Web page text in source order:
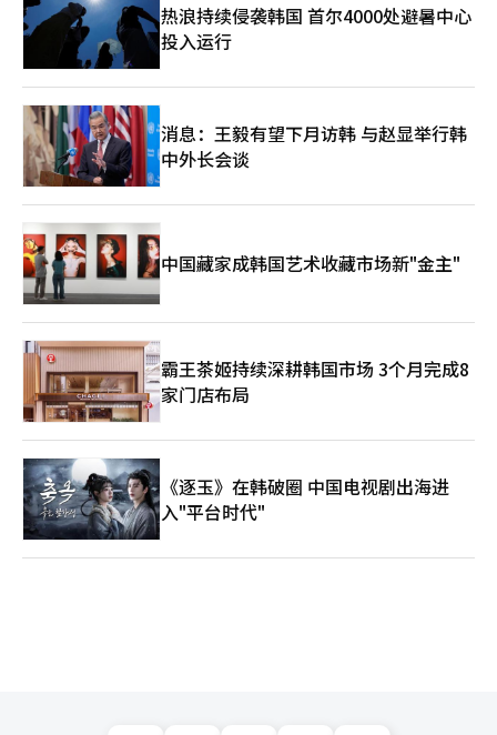
热浪持续侵袭韩国 首尔4000处避暑中心
投入运行
消息：王毅有望下月访韩 与赵显举行韩
中外长会谈
中国藏家成韩国艺术收藏市场新"金主"
霸王茶姬持续深耕韩国市场 3个月完成8
家门店布局
《逐玉》在韩破圈 中国电视剧出海进
入"平台时代"